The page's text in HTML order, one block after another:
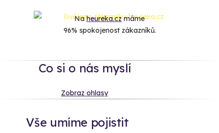
Naheureka.czmáme
96% spokojenost zákazníků.
Co si o nás myslí
Zobraz ohlasy
Vše umíme pojistit